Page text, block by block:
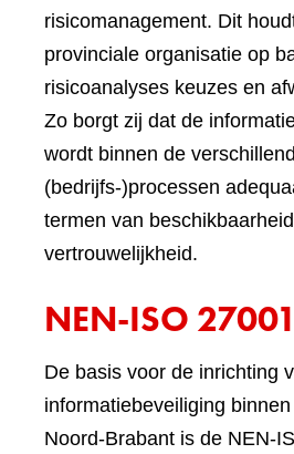
risicomanagement. Dit
provinciale organisatie op
risicoanalyses keuzes en
Zo borgt zij dat de
wordt binnen de
(bedrijfs-)processen
termen van
vertrouwelijkheid.
NEN-ISO 27001
De basis voor de inrichting
informatiebeveiliging
Noord-Brabant is de NEN-